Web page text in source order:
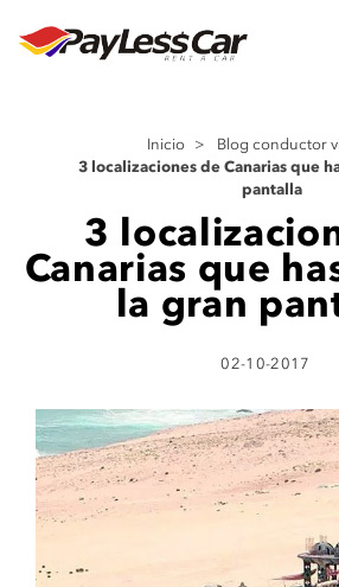
Inicio > Blog conductor
3 localizaciones de Canarias que
pantalla
3
Canarias que
la gran
02-10-2017